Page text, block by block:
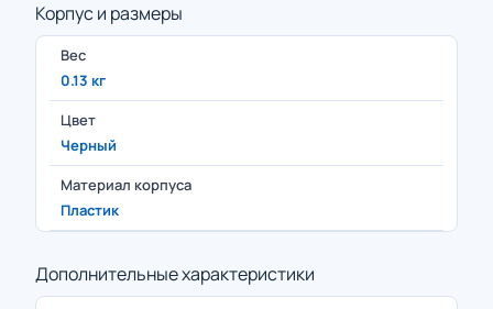
Корпус и размеры
Вес
0.13 кг
Цвет
Черный
Материал корпуса
Пластик
Дополнительные характеристики